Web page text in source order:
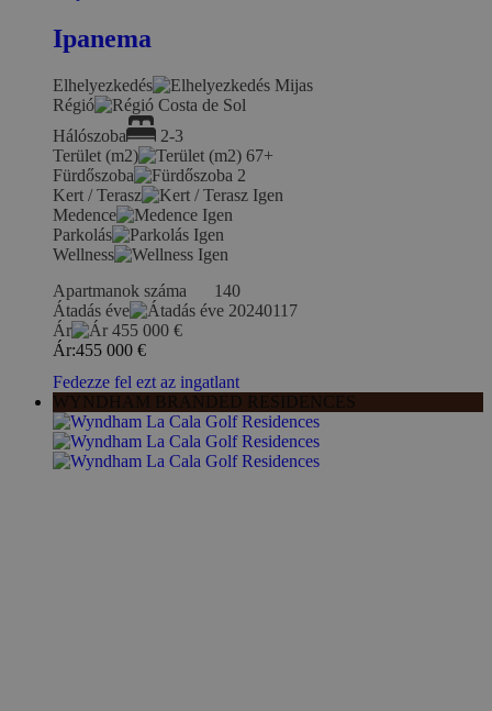
Ipanema
Elhelyezkedés
Mijas
Régió
Costa de Sol
Hálószoba
2-3
Terület (m2)
67+
Fürdőszoba
2
Kert / Terasz
Igen
Medence
Igen
Parkolás
Igen
Wellness
Igen
Apartmanok száma
140
Átadás éve
20240117
Ár
455 000 €
Ár:455 000 €
Fedezze fel ezt az ingatlant
WYNDHAM BRANDED RESIDENCES